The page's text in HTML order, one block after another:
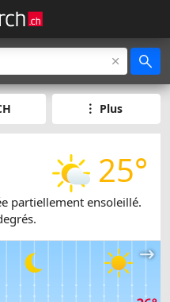
Plus
25°
partiellement ensoleillé.